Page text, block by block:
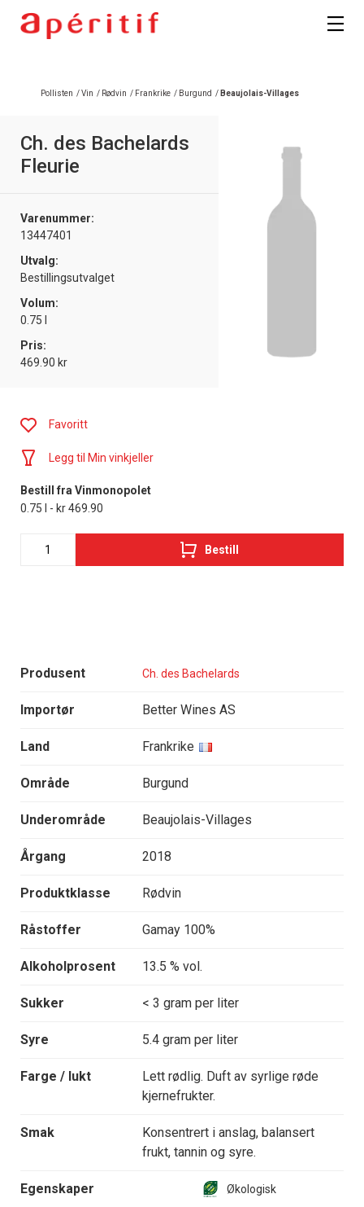
Pollisten /Vin / Rødvin / Frankrike / Burgund / Beaujolais-Villages
Ch. des Bachelards
Fleurie
Varenummer:
13447401
Utvalg:
Bestillingsutvalget
Volum:
0.75 l
Pris:
469.90 kr
Produsent Ch. des Bachelards
Importør Better Wines AS
Land Frankrike
Område Burgund
Underområde Beaujolais-Villages
Årgang 2018
Produktklasse Rødvin
Råstoffer Gamay 100%
Alkoholprosent 13.5 % vol.
Sukker < 3 gram per liter
Syre 5.4 gram per liter
Farge / lukt
Lett rødlig. Duft av syrlige røde
kjernefrukter.
Smak
Konsentrert i anslag, balansert
frukt, tannin og syre.
Egenskaper Økologisk
Favoritt
Legg til Min vinkjeller
Bestill fra Vinmonopolet
0.75 l - kr 469.90
Bestill